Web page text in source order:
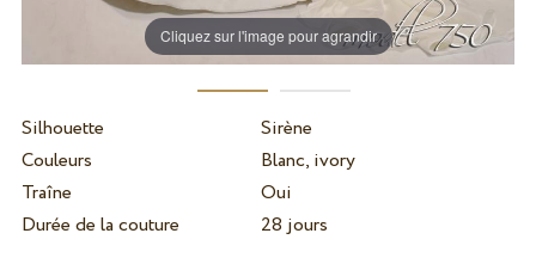
Cliquez sur l'image pour agrandir
Silhouette
Sirène
Couleurs
Blanc, ivory
Traîne
Oui
Durée de la couture
28 jours